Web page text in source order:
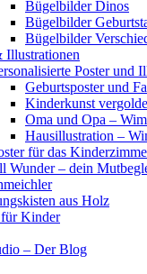
Bügelbilder Dinos
Bügelbilder
Bügelbilder
Illustrationen
Poster und
Geburtsposter und
Kinderkunst
Oma und Opa –
Hausillustration –
für das
Wunder – dein
aus Holz
Kinder
– Der Blog